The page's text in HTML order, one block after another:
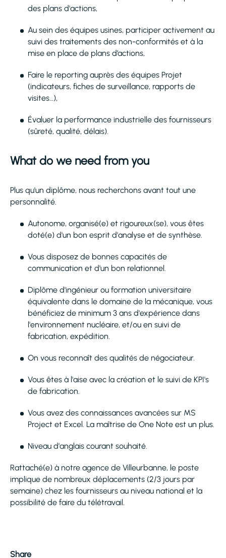
des plans d'actions,
Au sein des équipes usines, participer activement au
suivi des traitements des non-conformités et à la
mise en place de plans d’actions,
Faire le reporting auprès des équipes Projet
(indicateurs, fiches de surveillance, rapports de
visites…),
Évaluer la performance industrielle des fournisseurs
(sûreté, qualité, délais).
What do we need from you
Plus qu'un diplôme, nous recherchons avant tout une
personnalité.
Autonome, organisé(e) et rigoureux(se), vous êtes
doté(e) d'un bon esprit d'analyse et de synthèse.
Vous disposez de bonnes capacités de
communication et d'un bon relationnel.
Diplôme d'ingénieur ou formation universitaire
équivalente dans le domaine de la mécanique, vous
bénéficiez de minimum 3 ans d'expérience dans
l'environnement nucléaire, et/ou en suivi de
fabrication, expédition.
On vous reconnaît des qualités de négociateur.
Vous êtes à l'aise avec la création et le suivi de KPI's
de fabrication.
Vous avez des connaissances avancées sur MS
Project et Excel. La maîtrise de One Note est un plus.
Niveau d'anglais courant souhaité.
Rattaché(e) à notre agence de Villeurbanne, le poste
implique de nombreux déplacements (2/3 jours par
semaine) chez les fournisseurs au niveau national et la
possibilité de faire du télétravail.
Share